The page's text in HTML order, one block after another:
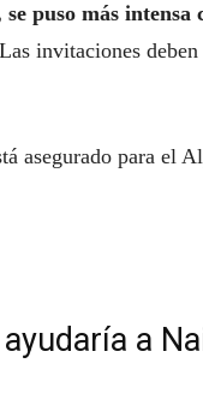
puso más
invitaciones
asegurado para el
a